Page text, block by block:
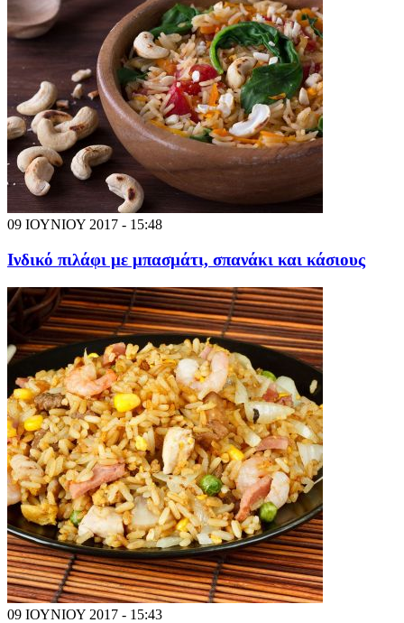
09 ΙΟΥΝΙΟΥ 2017 - 15:48
Ινδικό πιλάφι με μπασμάτι, σπανάκι και κάσιους
09 ΙΟΥΝΙΟΥ 2017 - 15:43